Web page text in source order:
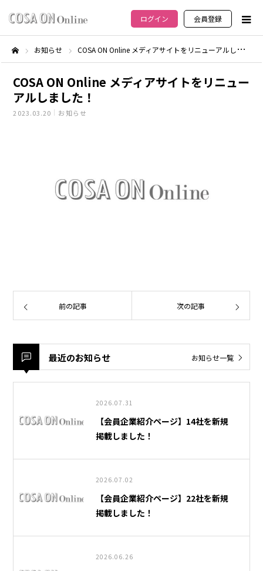
ログイン 会員登録
お知らせ COSA ON Online メディアサイトをリニューアルしました！
COSA ON Online メディアサイトをリニュー
アルしました！
2023.03.20 お知らせ
前の記事 次の記事
最近のお知らせ お知らせ一覧
2026.07.31
【会員企業紹介ページ】14社を新規
掲載しました！
2026.07.02
【会員企業紹介ページ】22社を新規
掲載しました！
2026.06.26